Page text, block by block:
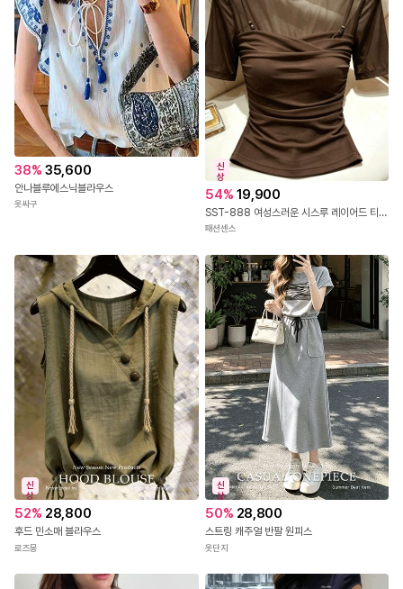
38% 35,600
안나블루에스닉블라우스
옷싸구
신
상
54% 19,900
SST-888 여성스러운 시스루 레이어드 티셔츠
패션센스
신
상
52% 28,800
후드 민소매 블라우스
로즈몽
신
상
50% 28,800
스트링 캐주얼 반팔 원피스
옷단지